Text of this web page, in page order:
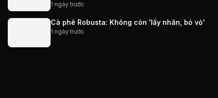
1 ngày trước
Cà phê Robusta: Không còn 'lấy nhân, bỏ vỏ'
1 ngày trước